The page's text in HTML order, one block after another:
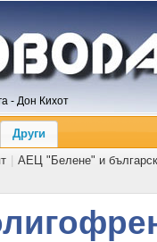
- Дон Кихот
Други
АЕЦ "Белене" и